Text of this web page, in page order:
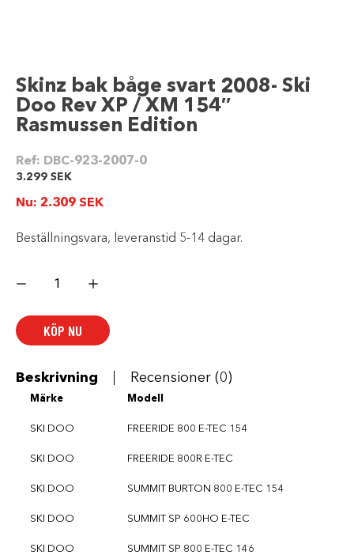
Skinz bak båge svart 2008- Ski
Doo Rev XP / XM 154″
Rasmussen Edition
Ref: DBC-923-2007-0
3.299 SEK
Nu: 2.309 SEK
Beställningsvara, leveranstid 5-14 dagar.
bak
2008-
Ski
Doo
XM
Rasmussen
mängd
KÖP NU
Beskrivning Recensioner (0)
Märke Modell
SKI DOO FREERIDE 800 E-TEC 154
SKI DOO FREERIDE 800R E-TEC
SKI DOO SUMMIT BURTON 800 E-TEC 154
SKI DOO SUMMIT SP 600HO E-TEC
SKI DOO SUMMIT SP 800 E-TEC 146